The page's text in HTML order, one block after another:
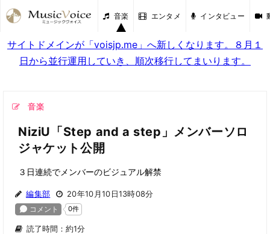
音楽 エンタメ インタビュー
サイトドメインが「voisjp.me」へ新しくなります。８月１
日から並行運用していき、順次移行してまいります。
音楽
NiziU「Step and a step」メンバーソロ
ジャケット公開
３日連続でメンバーのビジュアル解禁
編集部 20年10月10日13時08分
読了時間：約1分